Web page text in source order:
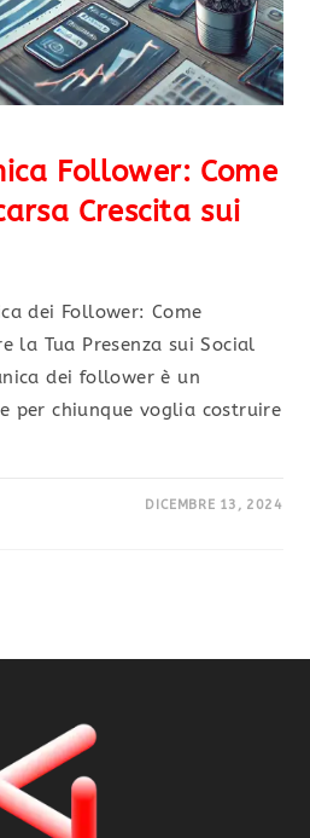
Follower: Come
Crescita sui
dei Follower: Come
la Tua Presenza sui Social
dei follower è un
per chiunque voglia costruire
DICEMBRE 13, 2024